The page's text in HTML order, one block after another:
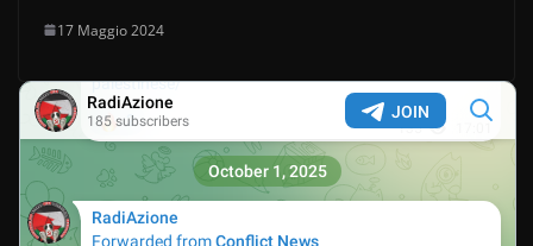
17 Maggio 2024